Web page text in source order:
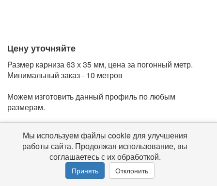
Цену уточняйте
Размер карниза 63 х 35 мм, цена за погонный метр.
Минимальный заказ - 10 метров
Можем изготовить данный профиль по любым
размерам.
© 2016-2026 Гипс-ДВ Все права защищены
Мы используем файлы cookie для улучшения
работы сайта. Продолжая использование, вы
соглашаетесь с их обработкой.
Принять Отклонить